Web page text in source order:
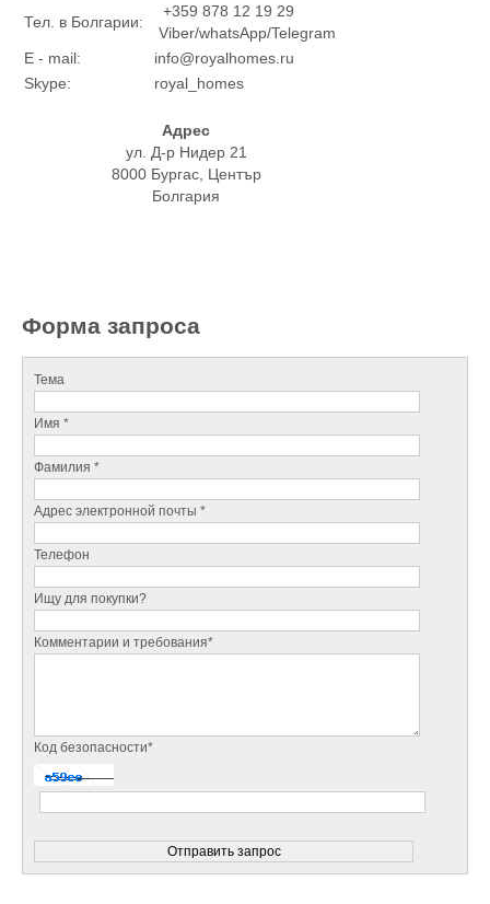
Тел. в Болгарии:
+359 878 12 19 29
Viber/whatsApp/Telegram
E - mail:
info@royalhomes.ru
Skype:
royal_homes
Адрес
ул. Д-р Нидер 21
8000 Бургас, Център
Болгария
Форма запроса
Тема
Имя *
Фамилия *
Адрес электронной почты *
Телефон
Ищу для покупки?
Комментарии и требования*
Код безопасности*